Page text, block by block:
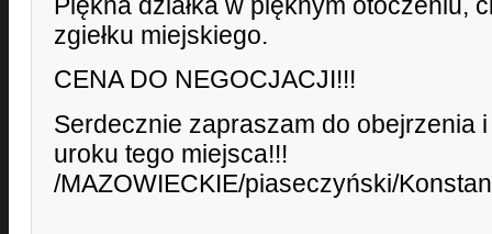
zgiełku miejskiego.
CENA DO NEGOCJACJI!!!
Serdecznie zapraszam do obejrzenia
uroku tego miejsca!!!
/MAZOWIECKIE/piaseczyński/